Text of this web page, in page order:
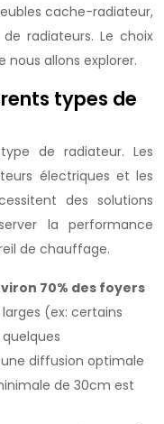
cache-radiateur,
radiateurs. Le choix
nous allons explorer.
types de
de radiateur. Les
électriques et les
des solutions
la performance
de chauffage.
70% des foyers
(ex: certains
quelques
diffusion optimale
de 30cm est